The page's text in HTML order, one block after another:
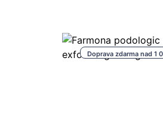
Doprava zdarma nad 1